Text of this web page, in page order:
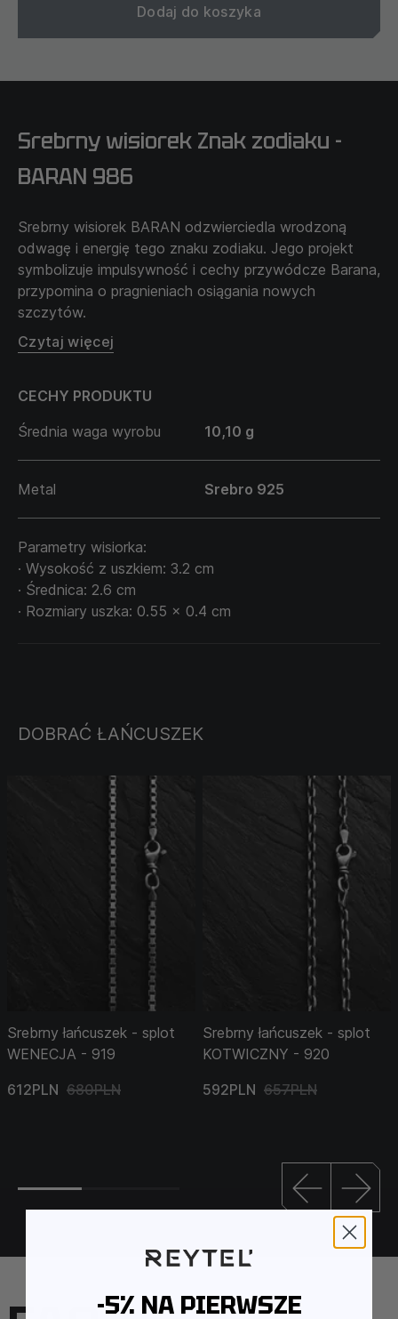
Dodaj do koszyka
Srebrny wisiorek Znak zodiaku -
BARAN 986
Srebrny wisiorek BARAN odzwierciedla wrodzoną
odwagę i energię tego znaku zodiaku. Jego projekt
symbolizuje impulsywność i cechy przywódcze Barana,
przypomina o pragnieniach osiągania nowych
szczytów.
Łańcuszek sprzedawany jest oddzielnie i nie wchodzi
w cenę produktu.
Czytaj więcej
CECHY PRODUKTU
Średnia waga wyrobu
10,10 g
Metal Srebro 925
Parametry wisiorka:
· Wysokość z uszkiem: 3.2 cm
· Średnica: 2.6 cm
· Rozmiary uszka: 0.55 x 0.4 cm
DOBRAĆ ŁAŃCUSZEK
Srebrny łańcuszek - splot
WENECJA - 919
612PLN 680PLN
Srebrny łańcuszek - splot
KOTWICZNY - 920
592PLN 657PLN
-5% NA PIERWSZE